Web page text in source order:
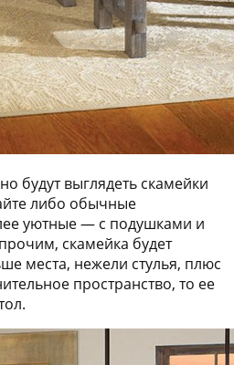
будут выглядеть скамейки
либо обычные
уютные — с подушками и
скамейка будет
места, нежели стулья, плюс
пространство, то ее